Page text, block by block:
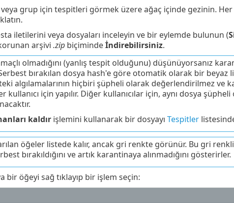
veya grup için tespitleri görmek üzere ağaç içinde gezinin.
iletilerini veya dosyaları inceleyin ve bir eylemde bulunun (
arşivi .zipbiçimindeİndirebilirsiniz.
olmadığını (yanlış tespit olduğunu) düşünüyorsanız
bırakılan dosya hash'e göre otomatik olarak bir beyaz
algılamalarının hiçbiri şüpheli olarak değerlendirilmez ve
kullanıcı için yapılır. Diğer kullanıcılar için, aynı dosya
kaldırişlemini kullanarak bir dosyayı Tespitler
öğeler listede kalır, ancak gri renkte görünür. Bu gri renkli
bırakıldığını ve artık karantinaya alınmadığını gösterirler.
bir öğeyi sağ tıklayıp bir işlem seçin: